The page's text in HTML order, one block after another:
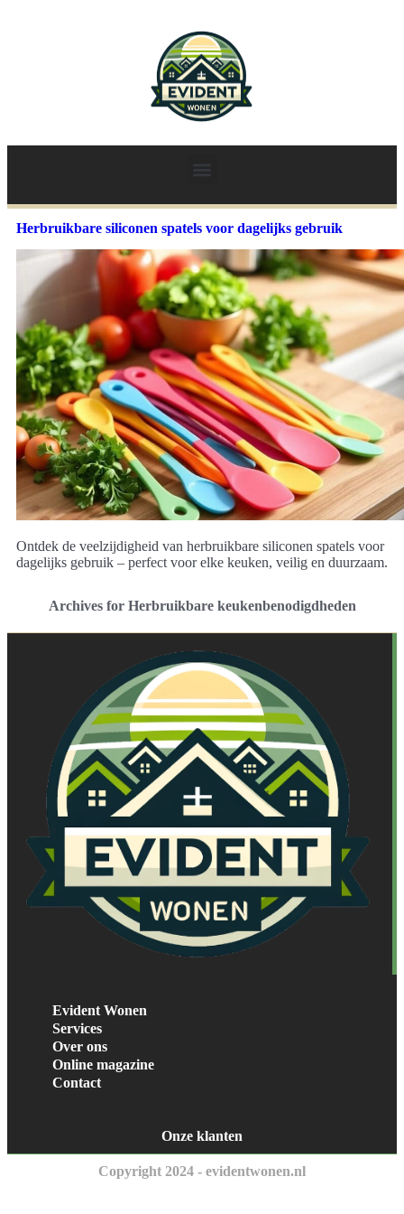
Herbruikbare siliconen spatels voor dagelijks gebruik
Ontdek de veelzijdigheid van herbruikbare siliconen spatels voor
dagelijks gebruik – perfect voor elke keuken, veilig en duurzaam.
Archives for Herbruikbare keukenbenodigdheden
Evident Wonen
Services
Over ons
Online magazine
Contact
Onze klanten
Copyright 2024 - evidentwonen.nl